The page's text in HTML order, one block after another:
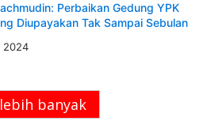
Perbaikan Gedung YPK
Diupayakan Tak Sampai Sebulan
2024
banyak